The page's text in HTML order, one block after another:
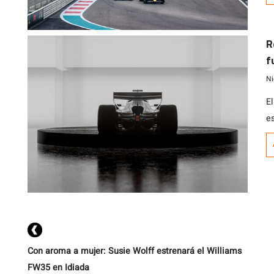
Con aroma a mujer: Susie Wolff estrenará el Williams
FW35 en Idiada